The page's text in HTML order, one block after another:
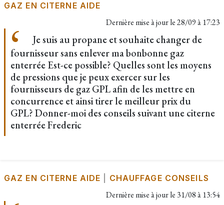
GAZ EN CITERNE AIDE
Dernière mise à jour le28/09 à 17:23
Je suis au propane et souhaite changer de
fournisseur sans enlever ma bonbonne gaz
enterrée Est-ce possible? Quelles sont les moyens
de pressions que je peux exercer sur les
fournisseurs de gaz GPL afin de les mettre en
concurrence et ainsi tirer le meilleur prix du
GPL? Donner-moi des conseils suivant une citerne
enterrée Frederic
GAZ EN CITERNE AIDE CHAUFFAGE CONSEILS
Dernière mise à jour le 31/08 à 13:54